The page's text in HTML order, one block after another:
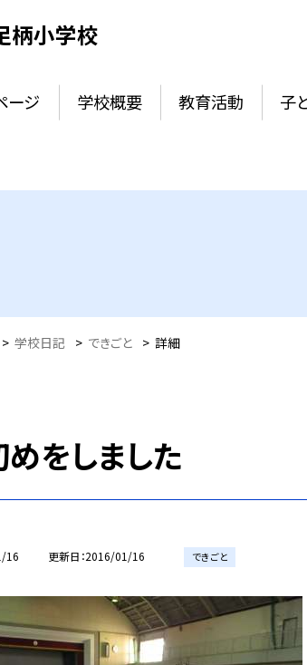
柄小学校
ージ 学校概要 教育活動 子
> 学校日記 > できごと > 詳細
をしました
16 更新日 2016/01/16 できごと